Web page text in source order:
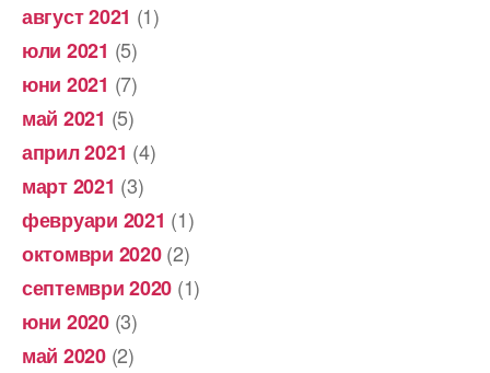
август 2021 (1)
юли 2021 (5)
юни 2021 (7)
май 2021 (5)
април 2021 (4)
март 2021 (3)
февруари 2021 (1)
октомври 2020(2)
септември 2020 (1)
юни 2020(3)
май 2020(2)